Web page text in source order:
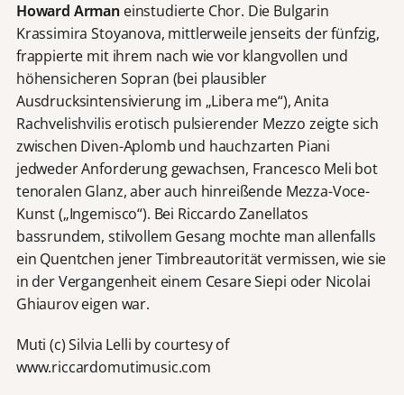
Howard Arman einstudierte Chor. Die Bulgarin
Krassimira Stoyanova, mittlerweile jenseits der fünfzig,
frappierte mit ihrem nach wie vor klangvollen und
höhensicheren Sopran (bei plausibler
Ausdrucksintensivierung im „Libera me“), Anita
Rachvelishvilis erotisch pulsierender Mezzo zeigte sich
zwischen Diven-Aplomb und hauchzarten Piani
jedweder Anforderung gewachsen, Francesco Meli bot
tenoralen Glanz, aber auch hinreißende Mezza-Voce-
Kunst („Ingemisco“). Bei Riccardo Zanellatos
bassrundem, stilvollem Gesang mochte man allenfalls
ein Quentchen jener Timbreautorität vermissen, wie sie
in der Vergangenheit einem Cesare Siepi oder Nicolai
Ghiaurov eigen war.
Muti (c) Silvia Lelli by courtesy of
www.riccardomutimusic.com